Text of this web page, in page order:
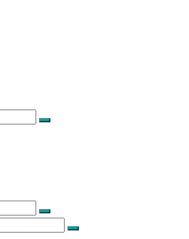
Szukaj
Szukaj
Szukaj